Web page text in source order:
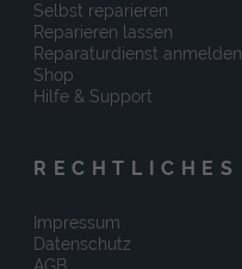
Selbst reparieren
Reparieren lassen
Reparaturdienst anmelden
Shop
Hilfe & Support
RECHTLICHES
Impressum
Datenschutz